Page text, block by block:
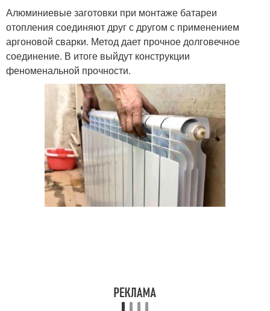
Алюминиевые заготовки при монтаже батареи
отопления соединяют друг с другом с применением
аргоновой сварки. Метод дает прочное долговечное
соединение. В итоге выйдут конструкции
феноменальной прочности.